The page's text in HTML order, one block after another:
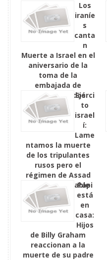
Los
iraníe
s
canta
n
Muerte a Israel en el
aniversario de la
toma de la
embajada de
Estados UnidosEjérci
to
israel
í:
Lame
ntamos la muerte
de los tripulantes
rusos pero el
régimen de Assad
es el responsable
Papi
está
en
casa:
Hijos
de Billy Graham
reaccionan a la
muerte de su padre